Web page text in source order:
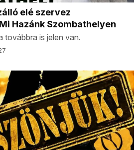
elé szervez
Hazánk Szombathelyen
továbbra is jelen van.